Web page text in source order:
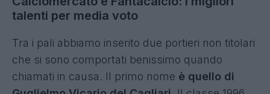
talenti per media voto
Tra i pali abbiamo inserito due portieri non titolari
che si sono comportati benissimo quando
chiamati in causa. Il primo nome è quello di